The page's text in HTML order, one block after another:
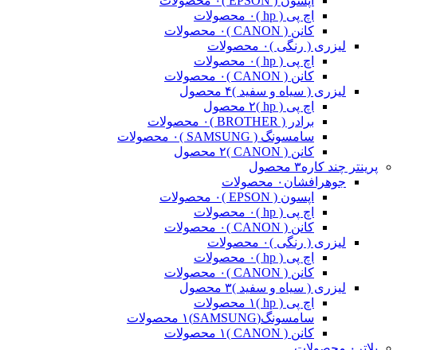
اچ پی ( hp )
۰ محصولات
کانن ( CANON )
۰ محصولات
لیزری ( رنگی )۰ محصولات
اچ پی ( hp )
۰ محصولات
کانن ( CANON )
۰ محصولات
لیزری ( سیاه و سفید )۴ محصول
اچ پی ( hp )
۲ محصول
برادر ( BROTHER )
۰ محصولات
سامسونگ ( SAMSUNG )
۰ محصولات
کانن ( CANON )
۲ محصول
پرینتر چند کاره۳ محصول
جوهرافشان ۰ محصولات
اپسون ( EPSON )
۰ محصولات
اچ پی ( hp )
۰ محصولات
کانن ( CANON )
۰ محصولات
لیزری ( رنگی )۰ محصولات
اچ پی ( hp )
۰ محصولات
کانن ( CANON )
۰ محصولات
لیزری ( سیاه و سفید )۳ محصول
اچ پی ( hp )
۱ محصولات
سامسونگ(SAMSUNG)
۱ محصولات
کانن ( CANON )
۱ محصولات